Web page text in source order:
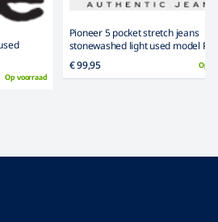
Op voorraad
Pioneer 5 pocket stretch jeans
stonewashed light used model
€ 99,95
Op